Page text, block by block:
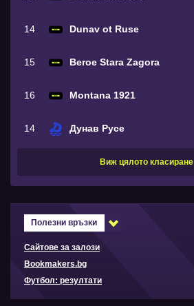
14 Dunav ot Ruse
15 Beroe Stara Zagora
16 Montana 1921
14 Дунав Русе
Виж цялото класиране
Полезни връзки
Сайтове за залози
Bookmakers.bg
Футбол: резултати